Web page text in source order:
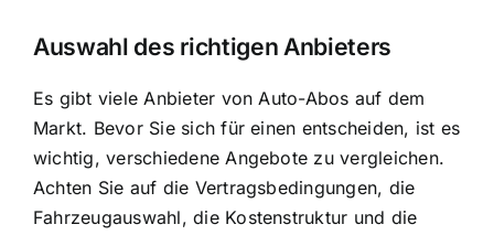
Auswahl des richtigen Anbieters
Es gibt viele Anbieter von Auto-Abos auf dem
Markt. Bevor Sie sich für einen entscheiden, ist es
wichtig, verschiedene Angebote zu vergleichen.
Achten Sie auf die Vertragsbedingungen, die
Fahrzeugauswahl, die Kostenstruktur und die